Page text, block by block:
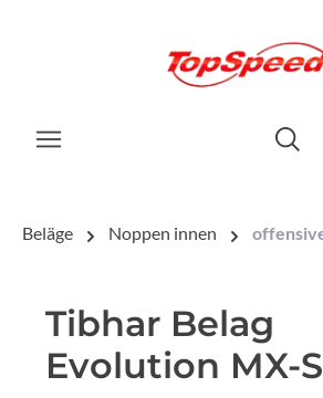
Beläge Noppen innen
Tibhar Belag
Evolution MX-S